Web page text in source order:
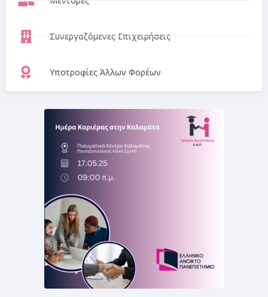
Συνεργαζόμενες Επιχειρήσεις
Υποτροφίες Άλλων Φορέων